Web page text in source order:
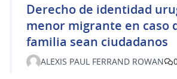
Derecho de identidad
menor migrante en caso
familia sean ciudadanos
ALEXIS PAUL FERRAND ROWAN